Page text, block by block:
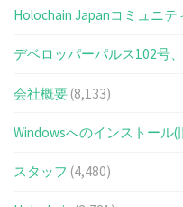
Holochain Japanコミュニテ
デベロッパーパルス102号
会社概要 (8,133)
Windowsへのインストール(
スタッフ (4,480)